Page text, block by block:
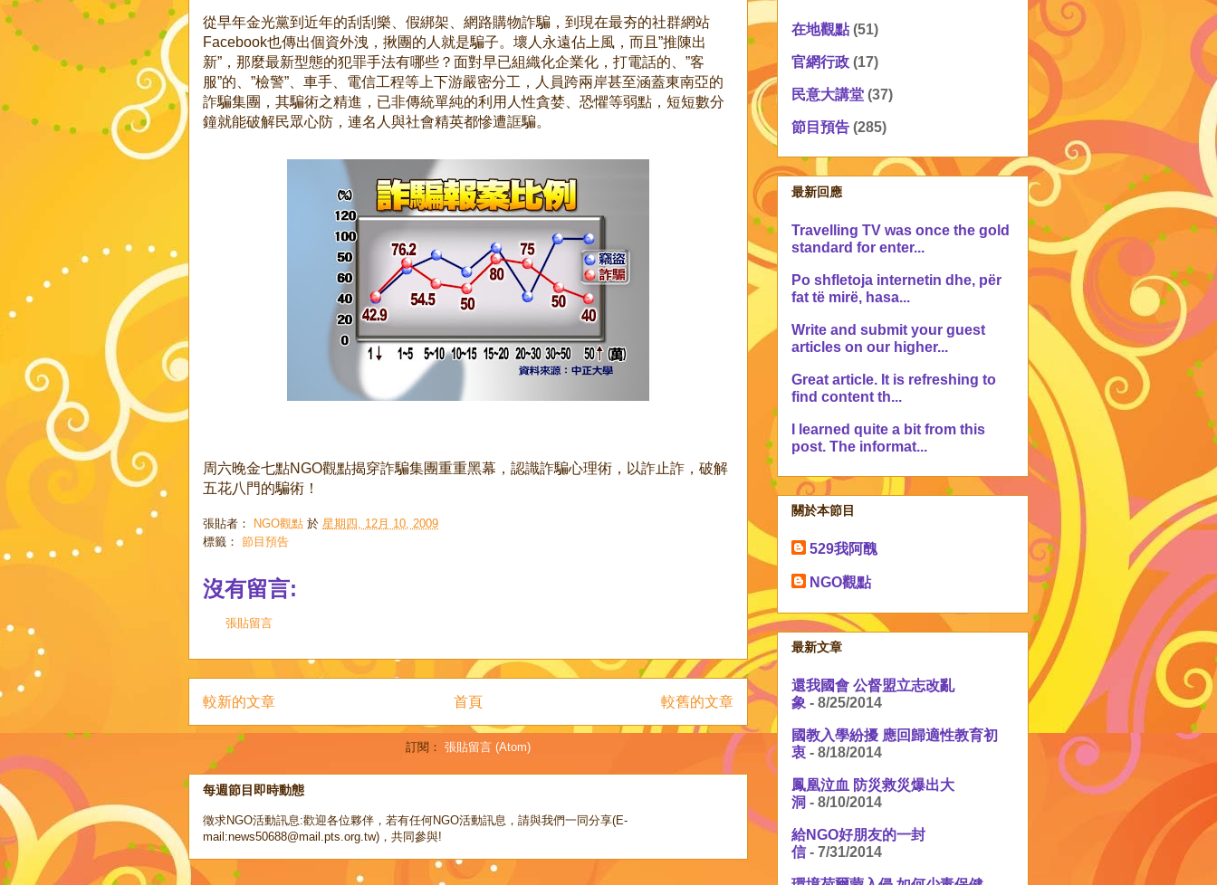
從早年金光黨到近年的刮刮樂、假綁架、網路購物詐騙，到現在最夯的社群網站
Facebook也傳出個資外洩，揪團的人就是騙子。壞人永遠佔上風，而且”推陳出
新”，那麼最新型態的犯罪手法有哪些？面對早已組織化企業化，打電話的、”客
服”的、”檢警”、車手、電信工程等上下游嚴密分工，人員跨兩岸甚至涵蓋東南亞的
詐騙集團，其騙術之精進，已非傳統單純的利用人性貪婪、恐懼等弱點，短短數分
鐘就能破解民眾心防，連名人與社會精英都慘遭誆騙。
周六晚金七點NGO觀點揭穿詐騙集團重重黑幕，認識詐騙心理術，以詐止詐，破解
五花八門的騙術！
張貼者： NGO觀點 於 星期四, 12月 10, 2009
標籤： 節目預告
沒有留言:
張貼留言
較新的文章 較舊的文章
首頁
訂閱： 張貼留言 (Atom)
每週節目即時動態
徵求NGO活動訊息:歡迎各位夥伴，若有任何NGO活動訊息，請與我們一同分享(E-
mail:news50688@mail.pts.org.tw)，共同參與!
在地觀點 (51)
官網行政 (17)
民意大講堂 (37)
節目預告 (285)
最新回應
Travelling TV was once the gold
standard for enter...
Po shfletoja internetin dhe, për
fat të mirë, hasa...
Write and submit your guest
articles on our higher...
Great article. It is refreshing to
find content th...
I learned quite a bit from this
post. The informat...
關於本節目
529我阿醜
NGO觀點
最新文章
還我國會 公督盟立志改亂
象 - 8/25/2014
國教入學紛擾 應回歸適性教育初
衷 - 8/18/2014
鳳凰泣血 防災救災爆出大
洞 - 8/10/2014
給NGO好朋友的一封
信 - 7/31/2014